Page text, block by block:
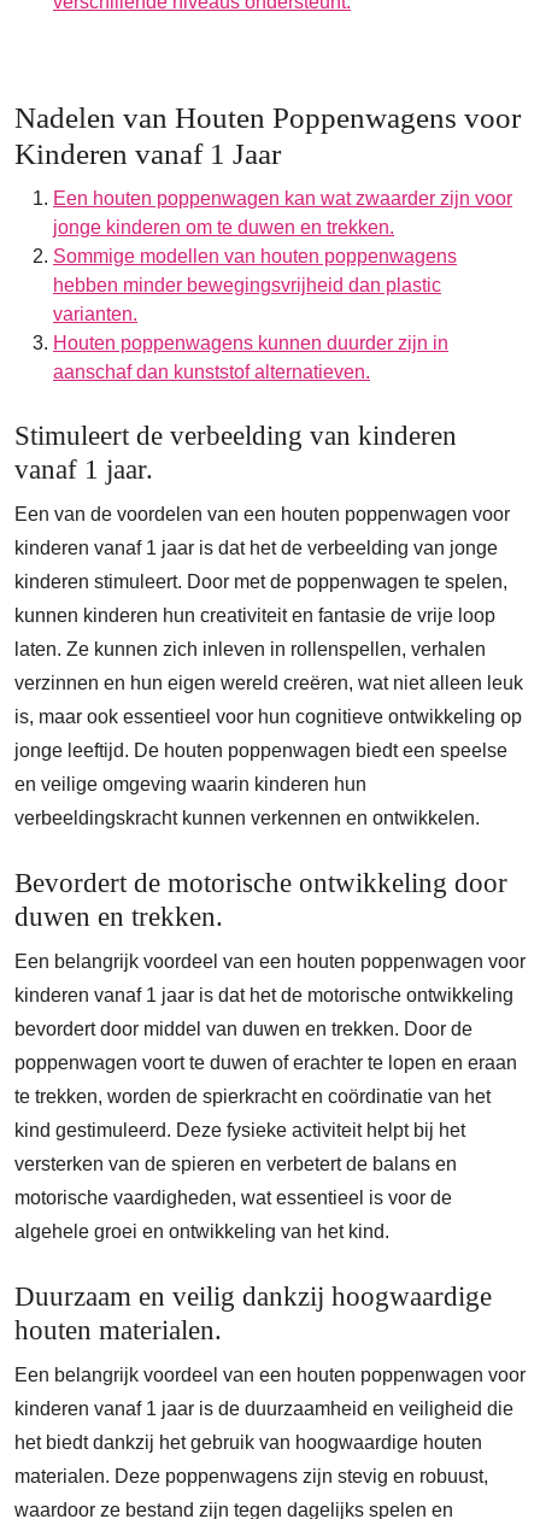
Nadelen van Houten Poppenwagens voor
Kinderen vanaf 1 Jaar
Een houten poppenwagen kan wat zwaarder zijn voor
jonge kinderen om te duwen en trekken.
Sommige modellen van houten poppenwagens
hebben minder bewegingsvrijheid dan plastic
varianten.
Houten poppenwagens kunnen duurder zijn in
aanschaf dan kunststof alternatieven.
Stimuleert de verbeelding van kinderen
vanaf 1 jaar.
Een van de voordelen van een houten poppenwagen voor
kinderen vanaf 1 jaar is dat het de verbeelding van jonge
kinderen stimuleert. Door met de poppenwagen te spelen,
kunnen kinderen hun creativiteit en fantasie de vrije loop
laten. Ze kunnen zich inleven in rollenspellen, verhalen
verzinnen en hun eigen wereld creëren, wat niet alleen leuk
is, maar ook essentieel voor hun cognitieve ontwikkeling op
jonge leeftijd. De houten poppenwagen biedt een speelse
en veilige omgeving waarin kinderen hun
verbeeldingskracht kunnen verkennen en ontwikkelen.
Bevordert de motorische ontwikkeling door
duwen en trekken.
Een belangrijk voordeel van een houten poppenwagen voor
kinderen vanaf 1 jaar is dat het de motorische ontwikkeling
bevordert door middel van duwen en trekken. Door de
poppenwagen voort te duwen of erachter te lopen en eraan
te trekken, worden de spierkracht en coördinatie van het
kind gestimuleerd. Deze fysieke activiteit helpt bij het
versterken van de spieren en verbetert de balans en
motorische vaardigheden, wat essentieel is voor de
algehele groei en ontwikkeling van het kind.
Duurzaam en veilig dankzij hoogwaardige
houten materialen.
Een belangrijk voordeel van een houten poppenwagen voor
kinderen vanaf 1 jaar is de duurzaamheid en veiligheid die
het biedt dankzij het gebruik van hoogwaardige houten
materialen. Deze poppenwagens zijn stevig en robuust,
waardoor ze bestand zijn tegen dagelijks spelen en